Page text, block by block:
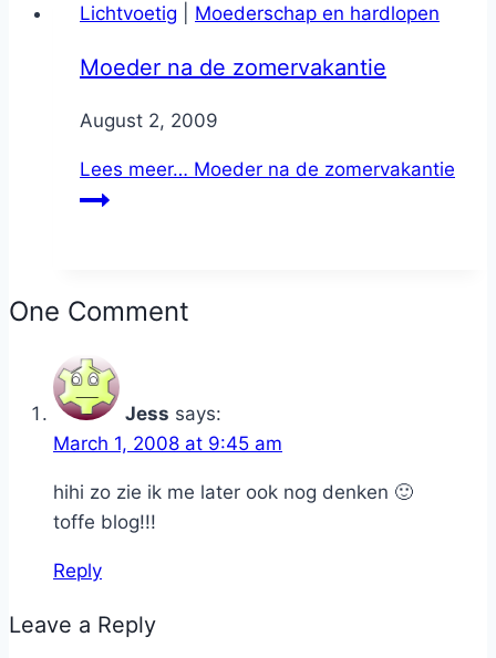
Lichtvoetig Moederschap en hardlopen
Moeder na de zomervakantie
ByNicole
August 2, 2009
Lees meer… Moeder na de zomervakantie
One Comment
Jess says:
March 1, 2008 at 9:45 am
hihi zo zie ik me later ook nog denken 🙂
toffe blog!!!
Reply
Leave a Reply